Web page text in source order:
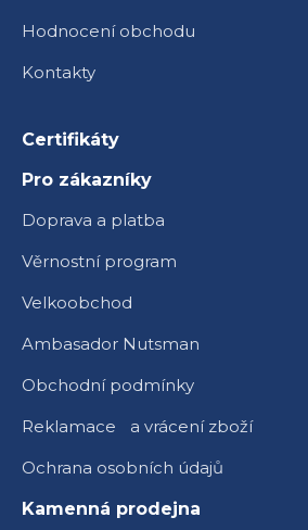
Hodnocení obchodu
Kontakty
Certifikáty
Pro zákazníky
Doprava a platba
Věrnostní program
Velkoobchod
Ambasador Nutsman
Obchodní podmínky
Reklamace a vrácení zboží
Ochrana osobních údajů
Kamenná prodejna